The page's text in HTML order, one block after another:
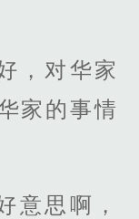
，对华家
家的事情
思啊，